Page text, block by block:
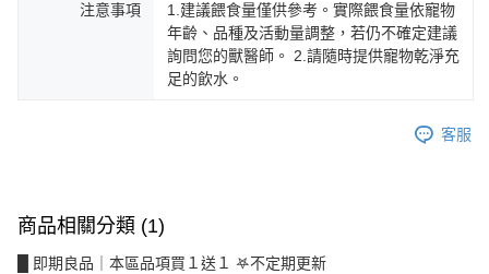
注意事項
1.建議餵食量僅供參考。實際餵食量依寵物
年齡、品種及活動量調整，若仍不確定建議
詢問您的獸醫師。 2.請隨時提供寵物乾淨充
足的飲水。
客服
商品相關分類 (1)
█ 即期良品｜本區品項買１送１ 𖤐不定期更新